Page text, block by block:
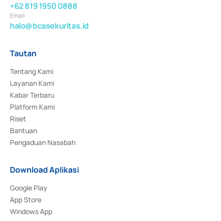
+62 819 1950 0888
Email
halo@bcasekuritas.id
Tautan
Tentang Kami
Layanan Kami
Kabar Terbaru
Platform Kami
Riset
Bantuan
Pengaduan Nasabah
Download Aplikasi
Google Play
App Store
Windows App